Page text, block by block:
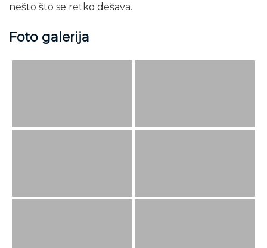
nešto što se retko dešava.
Foto galerija